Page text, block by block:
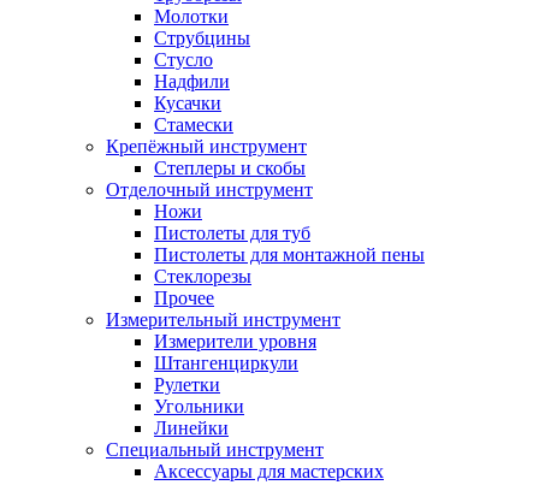
Молотки
Струбцины
Стусло
Надфили
Кусачки
Стамески
Крепёжный инструмент
Степлеры и скобы
Отделочный инструмент
Ножи
Пистолеты для туб
Пистолеты для монтажной пены
Стеклорезы
Прочее
Измерительный инструмент
Измерители уровня
Штангенциркули
Рулетки
Угольники
Линейки
Специальный инструмент
Аксессуары для мастерских